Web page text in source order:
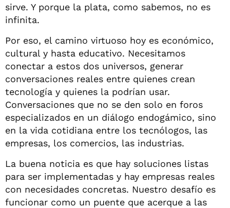
sirve. Y porque la plata, como sabemos, no es
infinita.
Por eso, el camino virtuoso hoy es económico,
cultural y hasta educativo. Necesitamos
conectar a estos dos universos, generar
conversaciones reales entre quienes crean
tecnología y quienes la podrían usar.
Conversaciones que no se den solo en foros
especializados en un diálogo endogámico, sino
en la vida cotidiana entre los tecnólogos, las
empresas, los comercios, las industrias.
La buena noticia es que hay soluciones listas
para ser implementadas y hay empresas reales
con necesidades concretas. Nuestro desafío es
funcionar como un puente que acerque a las